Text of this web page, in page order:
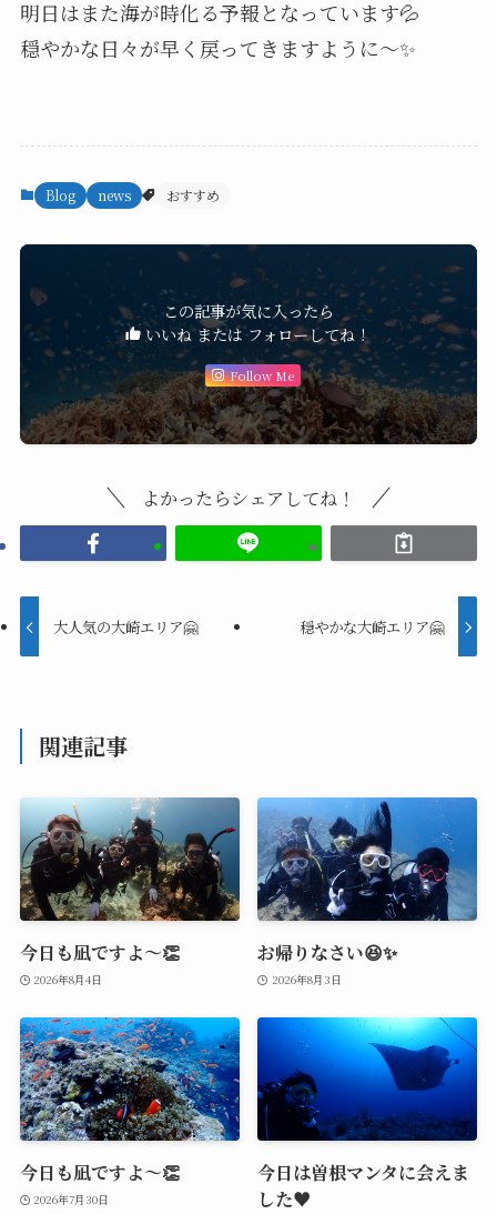
明日はまた海が時化る予報となっています💦
穏やかな日々が早く戻ってきますように～✨
Blog news おすすめ
この記事が気に入ったら
いいね または フォローしてね！
Follow Me
よかったらシェアしてね！
大人気の大崎エリア🤗 穏やかな大崎エリア🤗
関連記事
今日も凪ですよ～👏
2026年8月4日
お帰りなさい😆✨
2026年8月3日
今日も凪ですよ～👏
2026年7月30日
今日は曽根マンタに会えま
した♥️